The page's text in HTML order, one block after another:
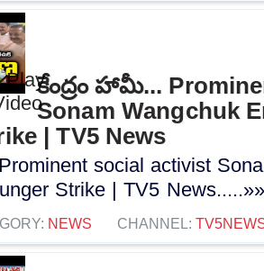
కేంద్రం హామీ...
Sonam Wangchuk
| TV5 News
social activist
Strike | TV5 News.....»»
NEWS CHANNEL: